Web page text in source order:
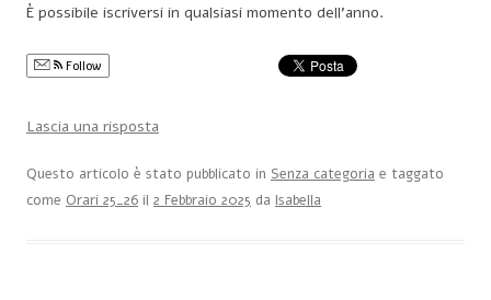
È possibile iscriversi in qualsiasi momento dell’anno.
Follow
Lascia una risposta
Questo articolo è stato pubblicato in Senza categoria e taggato
come Orari 25_26 il 2 Febbraio 2025 da Isabella